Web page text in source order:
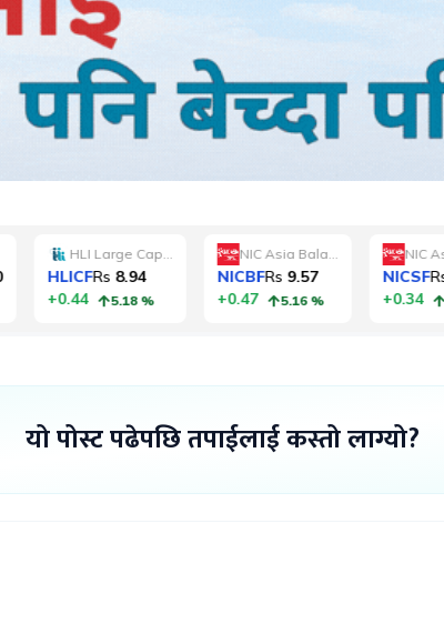
यो पोस्ट पढेपछि तपाईलाई कस्तो लाग्यो?